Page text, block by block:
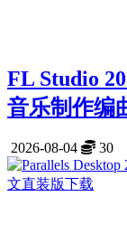
FL Studio
音乐制作编
2026-08-04 30